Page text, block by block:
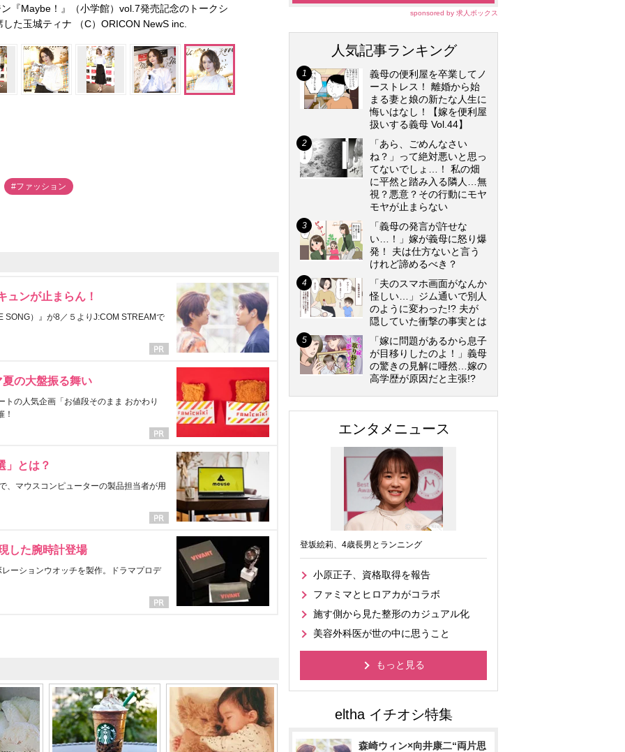
『Maybe！』（小学館）vol.7発売記念のトークシ
た玉城ティナ （C）ORICON NewS inc.
#ファッション
ュンが止まらん！
SONG）』が8／５よりJ:COM STREAMで
の大盤振る舞い
の人気企画「お値段そのまま おかわり
！
」とは？
、マウスコンピューターの製品担当者が用
した腕時計登場
ーションウオッチを製作。ドラマプロデ
sponsored by 求人ボックス
人気記事ランキング
義母の便利屋を卒業してノ
ーストレス！ 離婚から始
まる妻と娘の新たな人生に
悔いはなし！【嫁を便利屋
扱いする義母 Vol.44】
「あら、ごめんなさい
ね？」って絶対悪いと思っ
てないでしょ…！ 私の畑
に平然と踏み入る隣人…無
視？悪意？その行動にモヤ
モヤが止まらない
「義母の発言が許せな
い…！」嫁が義母に怒り爆
発！ 夫は仕方ないと言う
けれど諦めるべき？
「夫のスマホ画面がなんか
怪しい…」ジム通いで別人
のように変わった!? 夫が
隠していた衝撃の事実とは
「嫁に問題があるから息子
が目移りしたのよ！」義母
の驚きの見解に唖然…嫁の
高学歴が原因だと主張!?
エンタメニュース
登坂絵莉、4歳長男とランニング
小原正子、資格取得を報告
ファミマとヒロアカがコラボ
施す側から見た整形のカジュアル化
美容外科医が世の中に思うこと
もっと見る
森崎ウィン×向井康二“両片思